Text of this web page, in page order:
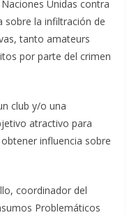
Unidas contra
sobre la infiltración de
tanto amateurs
por parte del crimen
club y/o una
atractivo para
influencia sobre
coordinador del
Problemáticos